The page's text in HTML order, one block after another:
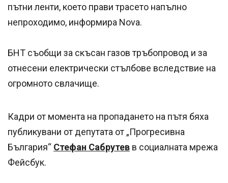
пътни ленти, което прави трасето напълно
непроходимо, информира Nova.
БНТ съобщи за скъсан газов тръбопровод и за
отнесени електрически стълбове вследствие на
огромното свлачище.
Кадри от момента на пропадането на пътя бяха
публикувани от депутата от „Прогресивна
България“ Стефан Сабрутев в социалната мрежа
Фейсбук.